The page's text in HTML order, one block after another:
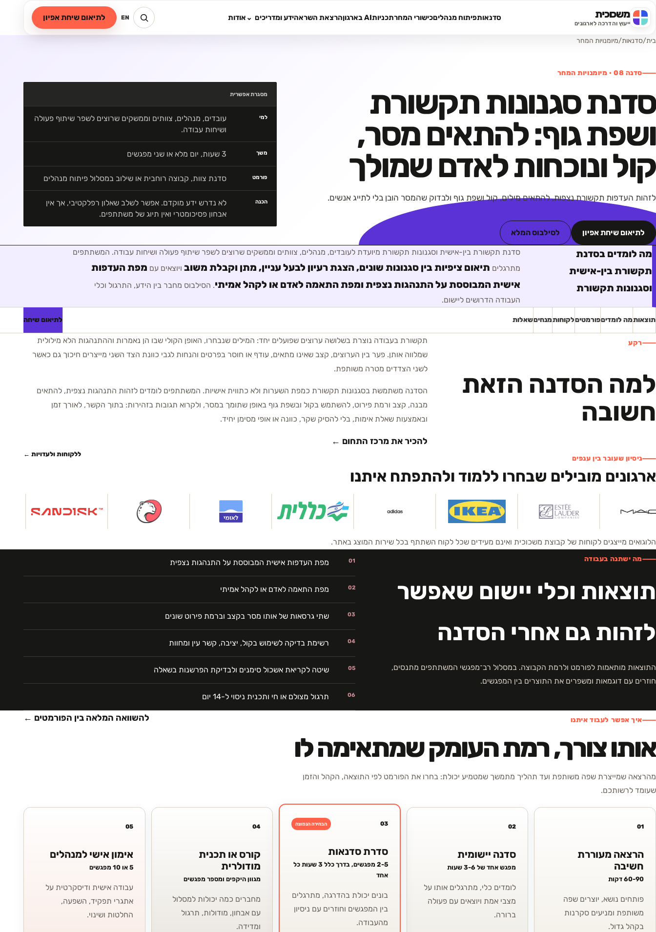
משכוכית
ייעוץ והדרכה לארגונים
סדנאותפיתוח מנהליםכישורי המחרתכניותAI בארגון הרצאת השראהידע ומדריכים אודות חיפוש באתר EN לתיאום שיחת אפיון
בית/סדנאות/מיומנויות המחר
סדנה 08
· מיומנויות המחר
סדנת סגנונות תקשורת
ושפת גוף: להתאים מסר,
קול ונוכחות לאדם שמולך
לזהות העדפות תקשורת נצפות, להתאים מילים, קול ושפת גוף ולבדוק שהמסר הובן בלי לתייג אנשים.
לתיאום שיחת אפיון לסילבוס המלא
מסגרת אפשרית
למי
עובדים, מנהלים, צוותים וממשקים שרוצים לשפר שיתוף פעולה
ושיחות עבודה.
משך 3 שעות, יום מלא או שני מפגשים
פורמט סדנת צוות, קבוצה רוחבית או שילוב במסלול פיתוח מנהלים
הכנה
לא נדרש ידע מוקדם. אפשר לשלב שאלון רפלקטיבי, אך אין
אבחון פסיכומטרי ואין תיוג של משתתפים.
מה לומדים בסדנת
תקשורת בין-אישית
וסגנונות תקשורת
סדנת תקשורת בין-אישית וסגנונות תקשורת מיועדת לעובדים, מנהלים, צוותים וממשקים שרוצים לשפר שיתוף פעולה ושיחות עבודה. המשתתפים
מתרגלים תיאום ציפיות בין סגנונות שונים, הצגת רעיון לבעל עניין, מתן וקבלת משובויוצאים עם מפת העדפות
אישית המבוססת על התנהגות נצפית ומפת התאמה לאדם או לקהל אמיתי. הסילבוס מחבר בין הידע, התרגול וכלי
העבודה הדרושים ליישום.
תוצאותמה לומדיםפורמטיםלקוחותמנחיםשאלות לתיאום שיחה
רקע
למה הסדנה הזאת
חשובה
תקשורת בעבודה נוצרת בשלושה ערוצים שפועלים יחד: המילים שנבחרו, האופן הקולי שבו הן נאמרות וההתנהגות הלא מילולית
שמלווה אותן. פער בין הערוצים, קצב שאינו מתאים, עודף או חוסר בפרטים והנחות לגבי כוונת הצד השני מייצרים חיכוך גם כאשר
לשני הצדדים מטרה משותפת.
הסדנה משתמשת בסגנונות תקשורת כמפת השערות ולא כתווית אישיות. המשתתפים לומדים לזהות התנהגות נצפית, להתאים
מבנה, קצב ורמת פירוט, להשתמש בקול ובשפת גוף באופן שתומך במסר, ולקרוא תגובות בזהירות: בתוך הקשר, לאורך זמן
ובאמצעות שאלת אימות, בלי להסיק שקר, כוונה או אופי מסימן יחיד.
להכיר את מרכז התחום ←
ניסיון שעובר בין ענפים
ארגונים מובילים שבחרו ללמוד ולהתפתח איתנו
ללקוחות ולעדויות ←
הלוגואים מייצגים לקוחות של קבוצת משכוכית ואינם מעידים שכל לקוח השתתף בכל שירות המוצג באתר.
מה ישתנה בעבודה
תוצאות וכלי יישום שאפשר
לזהות גם אחרי הסדנה
התוצאות מותאמות לפורמט ולרמת הקבוצה. במסלול רב־מפגשי המשתתפים מתנסים,
חוזרים עם דוגמאות ומשפרים את התוצרים בין המפגשים.
01 מפת העדפות אישית המבוססת על התנהגות נצפית
02 מפת התאמה לאדם או לקהל אמיתי
03 שתי גרסאות של אותו מסר בקצב וברמת פירוט שונים
04 רשימת בדיקה לשימוש בקול, יציבה, קשר עין ומחוות
05 שיטה לקריאת אשכול סימנים ולבדיקת הפרשנות בשאלה
06 תרגול מצולם או חי ותכנית ניסוי ל-14 יום
איך אפשר לעבוד איתנו
אותו צורך, רמת העומק שמתאימה לו
מהרצאה שמייצרת שפה משותפת ועד תהליך מתמשך שמטמיע יכולת: בחרו את הפורמט לפי התוצאה, הקהל והזמן
שעומד לרשותכם.
להשוואה המלאה בין הפורמטים ←
01
הרצאה מעוררת
חשיבה
60-90 דקות
פותחים נושא, יוצרים שפה
משותפת ומניעים סקרנות
בקהל גדול.
02
סדנה יישומית
מפגש אחד של 3-6 שעות
לומדים כלי, מתרגלים אותו על
מצבי אמת ויוצאים עם פעולה
ברורה.
03 הבחירה הנפוצה
סדרת סדנאות
2-5 מפגשים, בדרך כלל 3 שעות כל
אחד
בונים יכולת בהדרגה, מתרגלים
בין המפגשים וחוזרים עם ניסיון
מהעבודה.
04
קורס או תכנית
מודולרית
מגוון היקפים ומספר מפגשים
מחברים כמה יכולות למסלול
עם אבחון, מודולות, תרגול
ומדידה.
05
אימון אישי למנהלים
5 או 10 מפגשים
עבודה אישית ודיסקרטית על
אתגרי תפקיד, השפעה,
החלטות ושינוי.